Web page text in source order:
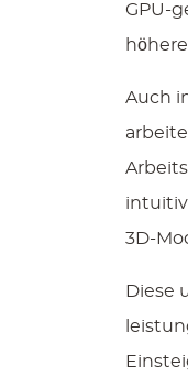
GPU-
Auch
3D-
Diese